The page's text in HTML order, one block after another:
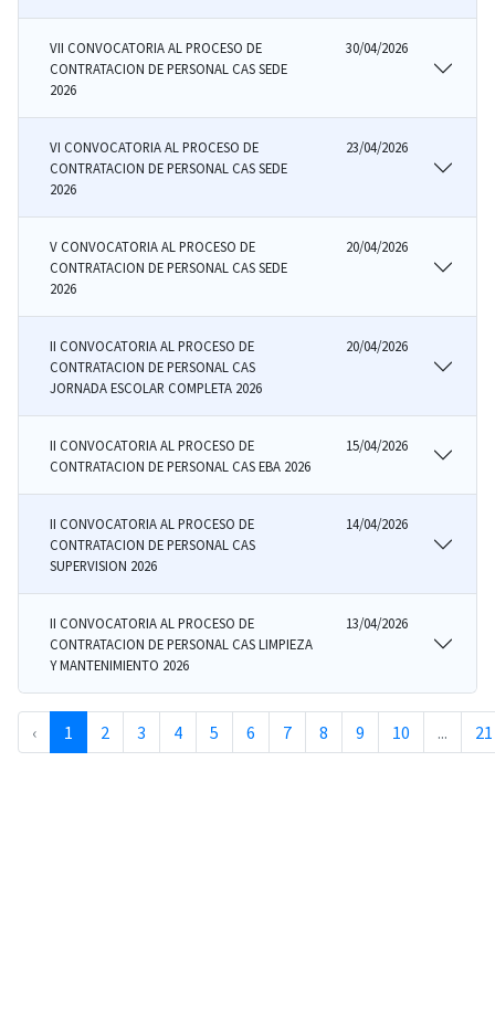
VII CONVOCATORIA AL PROCESO DE
CONTRATACION DE PERSONAL CAS SEDE
2026
30/04/2026
VI CONVOCATORIA AL PROCESO DE
CONTRATACION DE PERSONAL CAS SEDE
2026
23/04/2026
V CONVOCATORIA AL PROCESO DE
CONTRATACION DE PERSONAL CAS SEDE
2026
20/04/2026
II CONVOCATORIA AL PROCESO DE
CONTRATACION DE PERSONAL CAS
JORNADA ESCOLAR COMPLETA 2026
20/04/2026
II CONVOCATORIA AL PROCESO DE
CONTRATACION DE PERSONAL CAS EBA 2026
15/04/2026
II CONVOCATORIA AL PROCESO DE
CONTRATACION DE PERSONAL CAS
SUPERVISION 2026
14/04/2026
II CONVOCATORIA AL PROCESO DE
CONTRATACION DE PERSONAL CAS LIMPIEZA
Y MANTENIMIENTO 2026
13/04/2026
‹ 1 2 3 4 5 6 7 8 9 10 ... 21